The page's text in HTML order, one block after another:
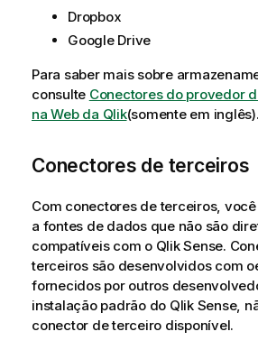
Dropbox
Google Drive
Para saber mais sobre
consulte Conectores do provedor
na Web da Qlik(somente em inglês).
Conectores de terceiros
Com conectores de terceiros,
a fontes de dados que não são
compatíveis com o Qlik Sense.
terceiros são desenvolvidos com
fornecidos por outros
instalação padrão do Qlik Sense,
conector de terceiro disponível.